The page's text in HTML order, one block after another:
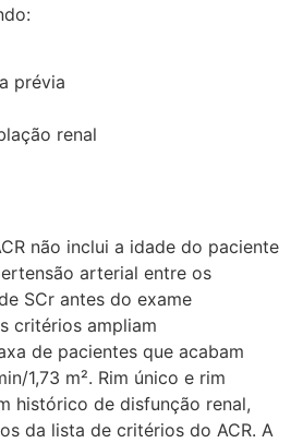
prévia
renal
não inclui a idade do paciente
arterial entre os
SCr antes do exame
critérios ampliam
de pacientes que acabam
1,73 m². Rim único e rim
histórico de disfunção renal,
da lista de critérios do ACR. A